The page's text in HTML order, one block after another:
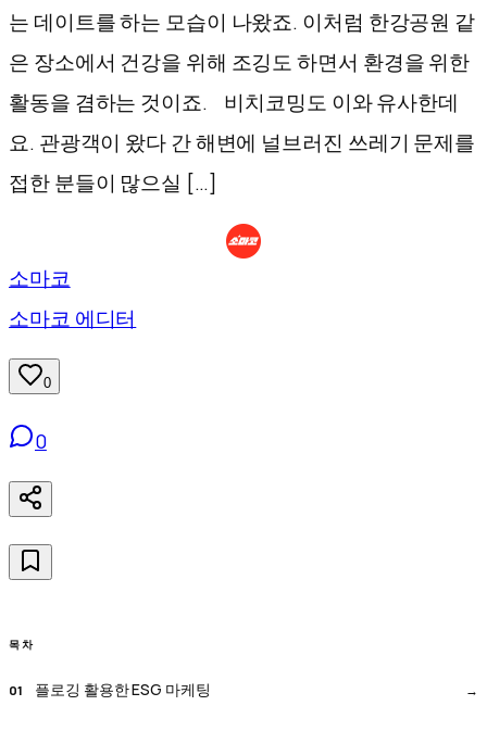
는 데이트를 하는 모습이 나왔죠. 이처럼 한강공원 같
은 장소에서 건강을 위해 조깅도 하면서 환경을 위한
활동을 겸하는 것이죠. 비치코밍도 이와 유사한데
요. 관광객이 왔다 간 해변에 널브러진 쓰레기 문제를
접한 분들이 많으실 […]
소마코
소마코 에디터
0
0
목차
플로깅 활용한 ESG 마케팅